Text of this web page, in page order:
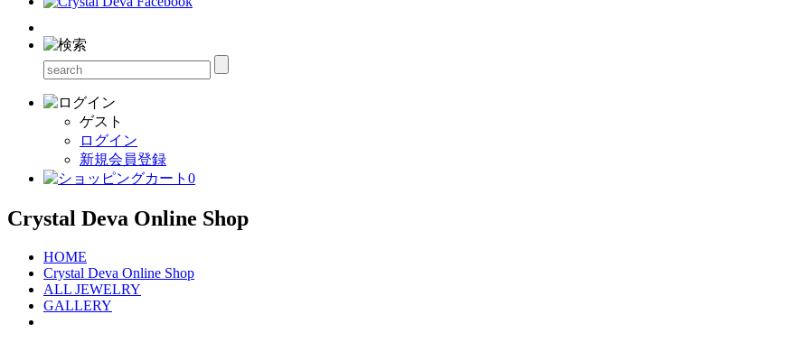
ゲスト
ログイン
新規会員登録
0
Crystal Deva Online Shop
HOME
Crystal Deva Online Shop
ALL JEWELRY
GALLERY